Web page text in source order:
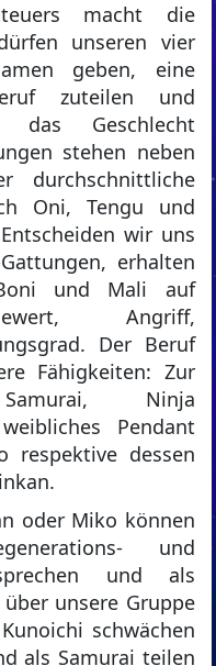
macht die
unseren vier
geben, eine
zuteilen und
das Geschlecht
stehen neben
durchschnittliche
Oni, Tengu und
wir uns
erhalten
und Mali auf
Angriff,
Der Beruf
Fähigkeiten: Zur
Ninja
Pendant
respektive dessen
oder Miko können
und
und als
unsere Gruppe
schwächen
als Samurai teilen